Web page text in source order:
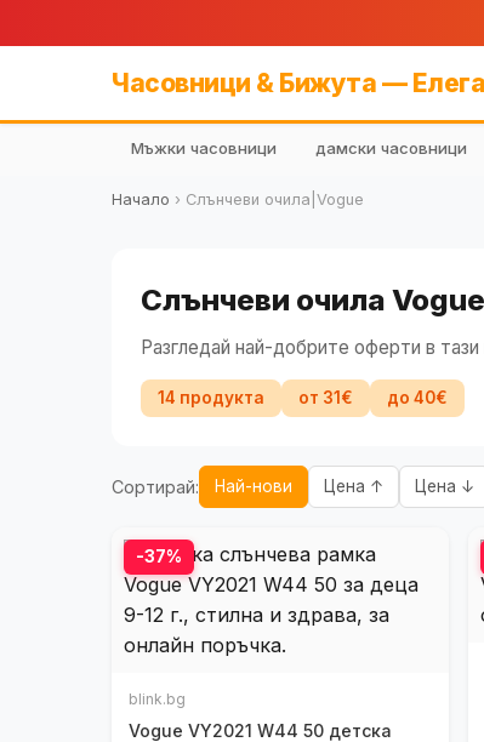
Часовници & Бижута —
Мъжки часовници дамски часовници
Начало › Слънчеви очила|Vogue
Слънчеви очила
Разгледай най-добрите оферти в
14 продукта от 31€ до 40€
Сортирай: Най-нови Цена ↑ Цена ↓
-37%
blink.bg
Vogue VY2021 W44 50 детска